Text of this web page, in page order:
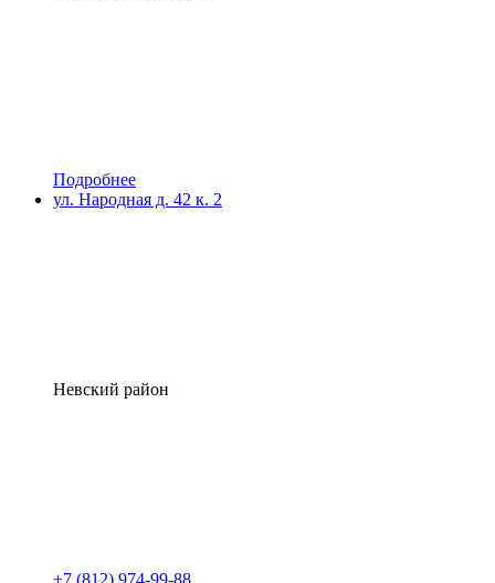
Подробнее
ул. Народная д. 42 к. 2
Невский район
+7 (812) 974-99-88